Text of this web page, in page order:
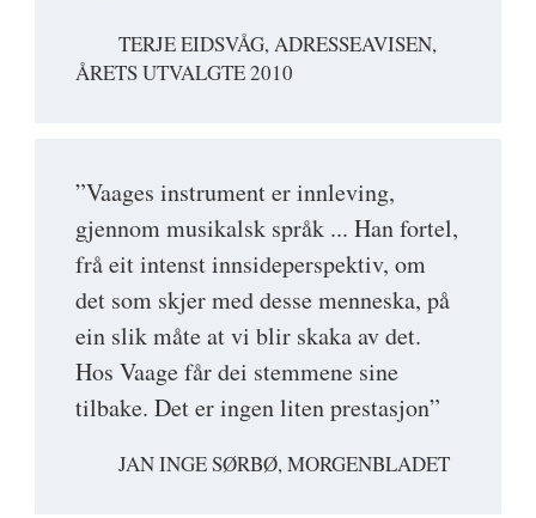
TERJE EIDSVÅG, ADRESSEAVISEN,
ÅRETS UTVALGTE 2010
”Vaages instrument er innleving,
gjennom musikalsk språk ... Han fortel,
frå eit intenst innsideperspektiv, om
det som skjer med desse menneska, på
ein slik måte at vi blir skaka av det.
Hos Vaage får dei stemmene sine
tilbake. Det er ingen liten prestasjon”
JAN INGE SØRBØ, MORGENBLADET